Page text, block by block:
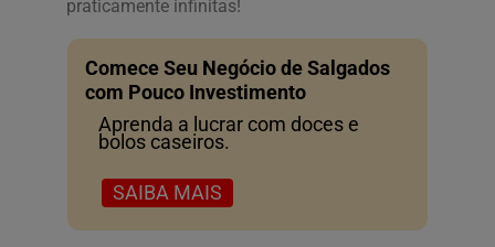
praticamente infinitas!
Comece Seu Negócio de Salgados
com Pouco Investimento
Aprenda a lucrar com doces e
bolos caseiros.
SAIBA MAIS